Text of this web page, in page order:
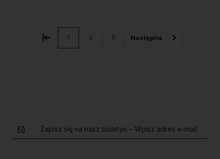
1 2 3
Zapisz się na nasz biuletyn – Wpisz adres e-mail